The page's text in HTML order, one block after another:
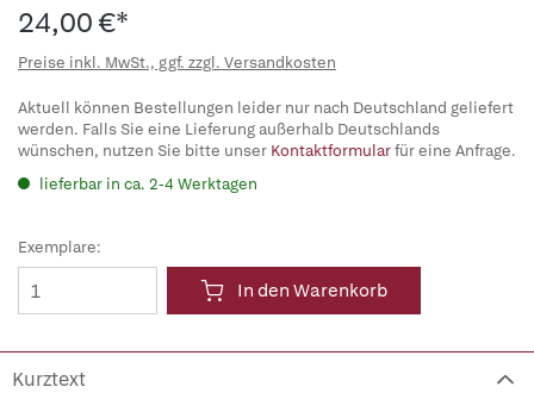
24,00 €*
Preise inkl. MwSt., ggf. zzgl. Versandkosten
Aktuell können Bestellungen leider nur nach Deutschland geliefert
werden. Falls Sie eine Lieferung außerhalb Deutschlands
wünschen, nutzen Sie bitte unser Kontaktformularfür eine Anfrage.
lieferbar in ca. 2-4 Werktagen
Exemplare:
In den Warenkorb
Kurztext